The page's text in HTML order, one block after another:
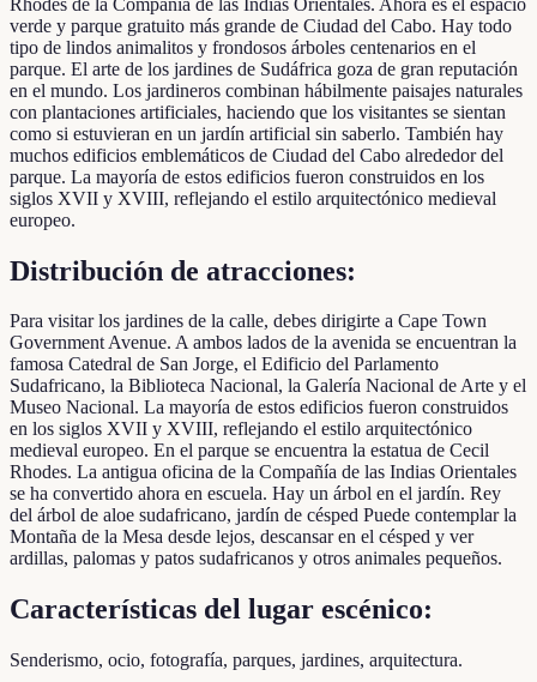
verde y parque gratuito más grande de Ciudad del Cabo. Hay todo
tipo de lindos animalitos y frondosos árboles centenarios en el
parque. El arte de los jardines de Sudáfrica goza de gran reputación
en el mundo. Los jardineros combinan hábilmente paisajes naturales
con plantaciones artificiales, haciendo que los visitantes se sientan
como si estuvieran en un jardín artificial sin saberlo. También hay
muchos edificios emblemáticos de Ciudad del Cabo alrededor del
parque. La mayoría de estos edificios fueron construidos en los
siglos XVII y XVIII, reflejando el estilo arquitectónico medieval
europeo.
Distribución de atracciones:
Para visitar los jardines de la calle, debes dirigirte a Cape Town
Government Avenue. A ambos lados de la avenida se encuentran la
famosa Catedral de San Jorge, el Edificio del Parlamento
Sudafricano, la Biblioteca Nacional, la Galería Nacional de Arte y el
Museo Nacional. La mayoría de estos edificios fueron construidos
en los siglos XVII y XVIII, reflejando el estilo arquitectónico
medieval europeo. En el parque se encuentra la estatua de Cecil
Rhodes. La antigua oficina de la Compañía de las Indias Orientales
se ha convertido ahora en escuela. Hay un árbol en el jardín. Rey
del árbol de aloe sudafricano, jardín de césped Puede contemplar la
Montaña de la Mesa desde lejos, descansar en el césped y ver
ardillas, palomas y patos sudafricanos y otros animales pequeños.
Características del lugar escénico:
Senderismo, ocio, fotografía, parques, jardines, arquitectura.